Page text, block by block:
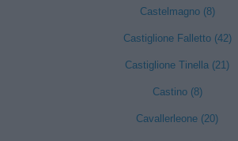
Castelmagno (8)
Castiglione Falletto (42)
Castiglione Tinella (21)
Castino (8)
Cavallerleone (20)